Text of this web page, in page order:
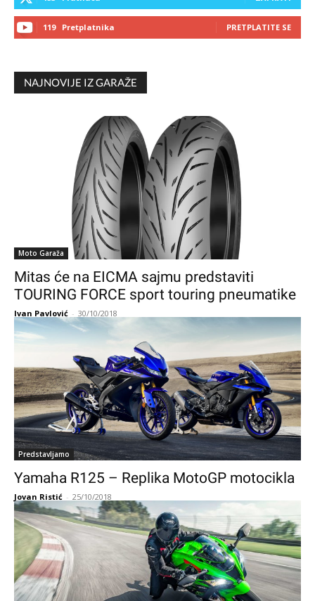
119 Pretplatnika PRETPLATITE SE
NAJNOVIJE IZ GARAŽE
Moto Garaža
Mitas će na EICMA sajmu predstaviti
TOURING FORCE sport touring pneumatike
Ivan Pavlović - 30/10/2018
Predstavljamo
Yamaha R125 – Replika MotoGP motocikla
Jovan Ristić - 25/10/2018